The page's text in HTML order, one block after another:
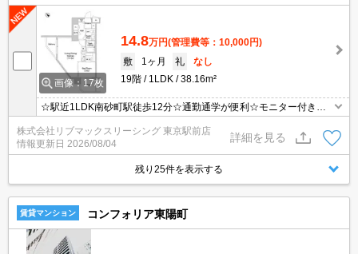
画像：17枚
14.8万円(管理費等：10,000円)
敷
1ヶ月 礼
なし
19階
1LDK 38.16m²
☆駅近1LDK南砂町駅徒歩12分☆通勤通学が便利☆モニター付きイ
ンターホン・オートロックで設備充実☆
株式会社リブマックスリーシング 東京駅前店
情報更新日 2026/08/04
詳細を見る
残り25件を表示する
賃貸マンション コンフォリア東陽町